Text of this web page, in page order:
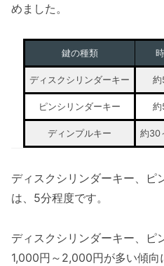
めました。
鍵の種類
ディスクシリンダーキー 約
ピンシリンダーキー 約
ディンプルキー 約30
ディスクシリンダーキー、ピ
は、5分程度です。
ディスクシリンダーキー、ピ
1,000円～2,000円が多い傾向